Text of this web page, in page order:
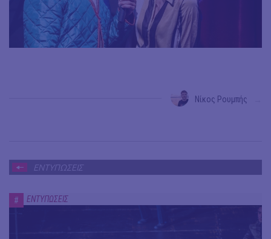
Νίκος Ρουμπής
ΕΝΤΥΠΩΣΕΙΣ
# ΕΝΤΥΠΩΣΕΙΣ